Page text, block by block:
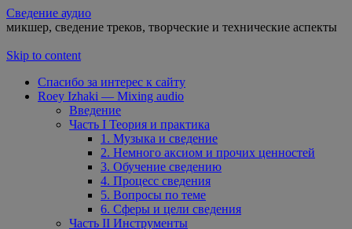
Сведение аудио
микшер, сведение треков, творческие и технические аспекты
Skip to content
Спасибо за интерес к сайту
Roey Izhaki — Mixing audio
Введение
Часть I Теория и практика
1. Музыка и сведение
2. Немного аксиом и прочих ценностей
3. Обучение сведению
4. Процесс сведения
5. Вопросы по теме
6. Сферы и цели сведения
Часть II Инструменты